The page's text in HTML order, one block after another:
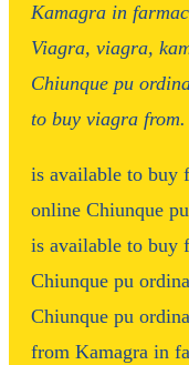
Kamagra in
Viagra, viagra,
Chiunque pu
to buy viagra
is available to buy
online Chiunque
is available to buy
Chiunque pu
Chiunque pu
from Kamagra in